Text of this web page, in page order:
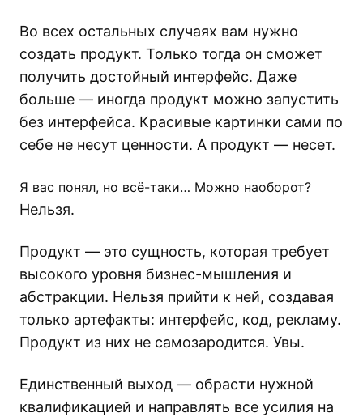
Во всех остальных случаях вам нужно
создать продукт. Только тогда он сможет
получить достойный интерфейс. Даже
больше — иногда продукт можно запустить
без интерфейса. Красивые картинки сами по
себе не несут ценности. А продукт — несет.
Я вас понял, но всё-таки… Можно наоборот?
Нельзя.
Продукт — это сущность, которая требует
высокого уровня бизнес-мышления и
абстракции. Нельзя прийти к ней, создавая
только артефакты: интерфейс, код, рекламу.
Продукт из них не самозародится. Увы.
Единственный выход — обрасти нужной
квалификацией и направлять все усилия на